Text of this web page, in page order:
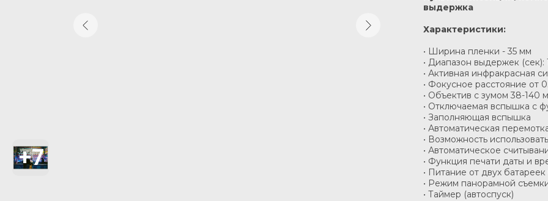
выдержка
Характеристики:
• Ширина пленки - 35 мм
• Диапазон выдержек (сек):
• Активная инфракрасная
• Фокусное расстояние от
• Объектив с зумом 38-140
• Отключаемая вспышка с
• Заполняющая вспышка
• Автоматическая
• Возможность
• Автоматическое
• Функция печати даты и
• Питание от двух батареек
• Режим панорамной
• Таймер (автоспуск)